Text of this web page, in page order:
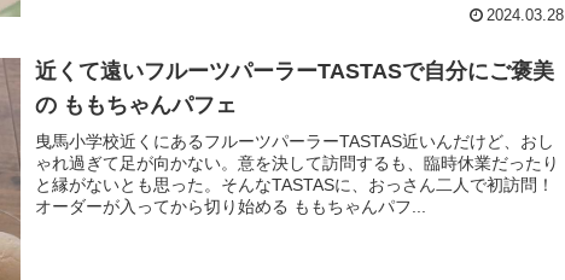
2024.03.28
近くて遠いフルーツパーラーTASTASで自分にご褒美
の ももちゃんパフェ
曳馬小学校近くにあるフルーツパーラーTASTAS近いんだけど、おし
ゃれ過ぎて足が向かない。意を決して訪問するも、臨時休業だったり
と縁がないとも思った。そんなTASTASに、おっさん二人で初訪問！
オーダーが入ってから切り始める ももちゃんパフ...